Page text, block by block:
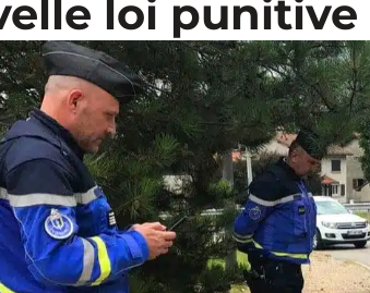
loi punitive